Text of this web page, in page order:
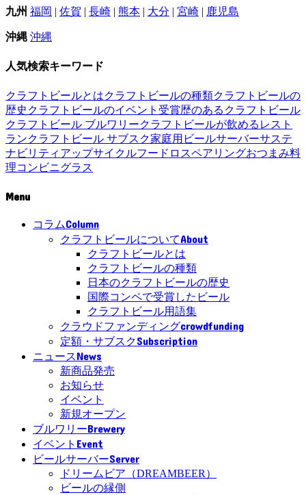
九州 福岡 | 佐賀 | 長崎 | 熊本 | 大分 | 宮崎 | 鹿児島
沖縄 沖縄
人気検索キーワード
クラフトビールとはクラフトビールの種類クラフトビールの
歴史 クラフトビールのイベント 受賞歴のあるクラフトビール
クラフトビール ブルワリークラフトビールが飲めるレスト
ランクラフトビール サブスク家庭用ビールサーバーサステ
ナビリティ アップサイクルフードロスペアリングおつまみ料
理コンビニグラス
Menu
コラムColumn
クラフトビールについてAbout
クラフトビールとは
クラフトビールの種類
日本のクラフトビールの歴史
国際コンペで受賞したビール
クラフトビール用語集
クラウドファンディングcrowdfunding
定額・サブスクSubscription
ニュースNews
新商品発売
お知らせ
イベント
新規オープン
ブルワリーBrewery
イベント Event
ビールサーバーServer
ドリームビア（DREAMBEER）
ビールの縁側